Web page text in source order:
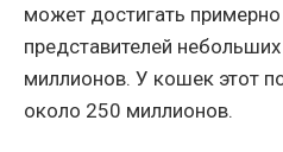
может достигать
представителей
миллионов. У кошек этот
около 250 миллионов.